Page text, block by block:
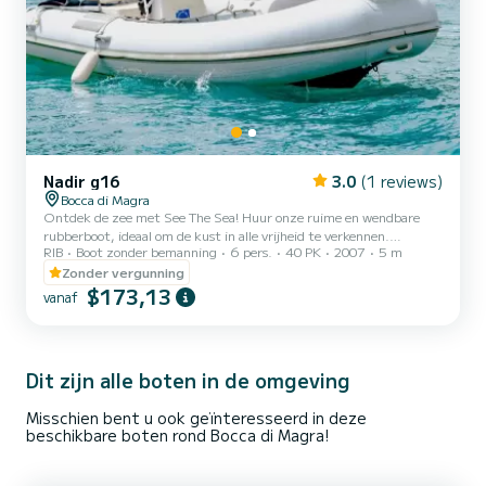
Nadir g16 3.0 (1 reviews)
Bocca di Magra
Ontdek de zee met See The Sea! Huur onze ruime en wendbare
rubberboot, ideaal om de kust in alle vrijheid te verkennen.
Voorzien van een zonnedak, zonnedek en zwemtrap voor
gemakkelijke toegang tot de zee. Perfect voor groepen en families.
Gratis parkeergelegenheid voor de ligplaats inbegrepen
RIB Boot zonder bemanning 6 pers. 40 PK 2007
5 m
Zonder vergunning
vanaf $173,13
Dit zijn alle boten in de omgeving
Misschien bent u ook geïnteresseerd in deze
beschikbare boten rond Bocca di Magra!